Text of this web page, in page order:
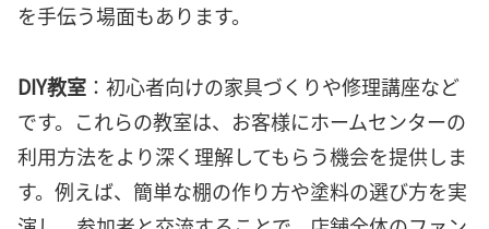
を手伝う場面もあります。
DIY教室 ：初心者向けの家具づくりや修理講座など
です。これらの教室は、お客様にホームセンターの
利用方法をより深く理解してもらう機会を提供しま
す。例えば、簡単な棚の作り方や塗料の選び方を実